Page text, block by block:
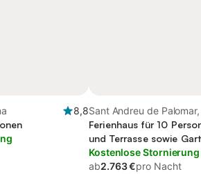
8,8Sant Andreu de
Ferienhaus für 10
und Terrasse sowie
Kostenlose Stornierung
ab2.763 €pro Nacht